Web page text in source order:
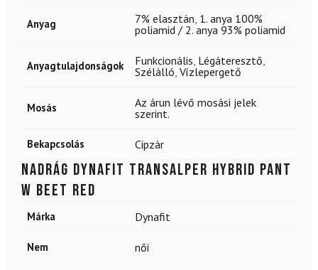
Anyag 7% elasztán, 1. anya 100%
poliamid / 2. anya 93% poliamid
Anyagtulajdonságok Funkcionális, Légáteresztő,
Szélálló, Vízlepergető
Mosás
Az árun lévő mosási jelek
szerint.
Bekapcsolás Cipzár
Nadrág DYNAFIT Transalper Hybrid Pant
W Beet Red
Márka Dynafit
Nem női